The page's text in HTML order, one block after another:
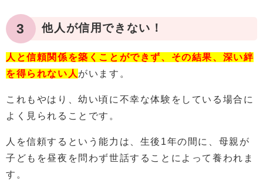
3 他人が信用できない！
人と信頼関係を築くことができず、その結果、深い絆
を得られない人 がいます。
これもやはり、幼い頃に不幸な体験をしている場合に
よく見られることです。
人を信頼するという能力は、生後1年の間に、母親が
子どもを昼夜を問わず世話することによって養われま
す。